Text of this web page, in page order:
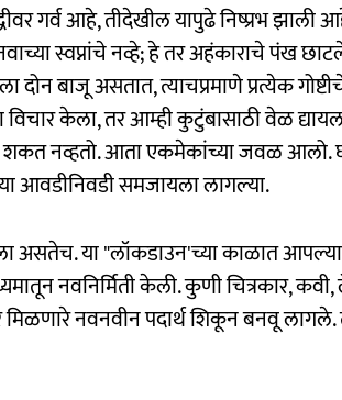
गर्व आहे, तीदेखील यापुढे निष्प्रभ
स्वप्नांचे नव्हे; हे तर अहंकाराचे पंख
दोन बाजू असतात, त्याचप्रमाणे प्रत्येक
केला, तर आम्ही कुटुंबासाठी वेळ
नव्हतो. आता एकमेकांच्या जवळ आलो.
आवडीनिवडी समजायला लागल्या.
असतेच. या "लॉकडाउन'च्या काळात
नवनिर्मिती केली. कुणी चित्रकार,
नवनवीन पदार्थ शिकून बनवू लागले.